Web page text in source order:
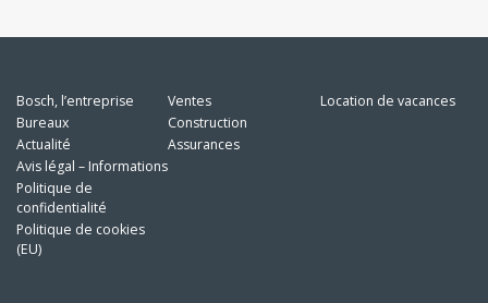
Bosch, l’entreprise
Bureaux
Actualité
Avis légal – Informations
Politique de
confidentialité
Politique de cookies
(EU)
Ventes
Construction
Assurances
Location de vacances